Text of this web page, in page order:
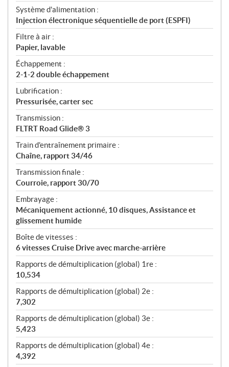
Système d'alimentation :
Injection électronique séquentielle de port (ESPFI)
Filtre à air :
Papier, lavable
Échappement :
2-1-2 double échappement
Lubrification :
Pressurisée, carter sec
Transmission :
FLTRT Road Glide® 3
Train d'entraînement primaire :
Chaîne, rapport 34/46
Transmission finale :
Courroie, rapport 30/70
Embrayage :
Mécaniquement actionné, 10 disques, Assistance et
glissement humide
Boîte de vitesses :
6 vitesses Cruise Drive avec marche-arrière
Rapports de démultiplication (global) 1re :
10,534
Rapports de démultiplication (global) 2e :
7,302
Rapports de démultiplication (global) 3e :
5,423
Rapports de démultiplication (global) 4e :
4,392